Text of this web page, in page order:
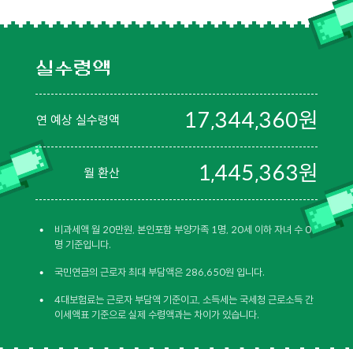
실수령액
연 예상 실수령액 17,344,360원
월 환산 1,445,363원
•
비과세액 월 20만원, 본인포함 부양가족 1명, 20세 이하 자녀 수 0
명 기준입니다.
• 국민연금의 근로자 최대 부담액은 286,650원 입니다.
•
4대보험료는 근로자 부담액 기준이고, 소득세는 국세청 근로소득 간
이세액표 기준으로 실제 수령액과는 차이가 있습니다.